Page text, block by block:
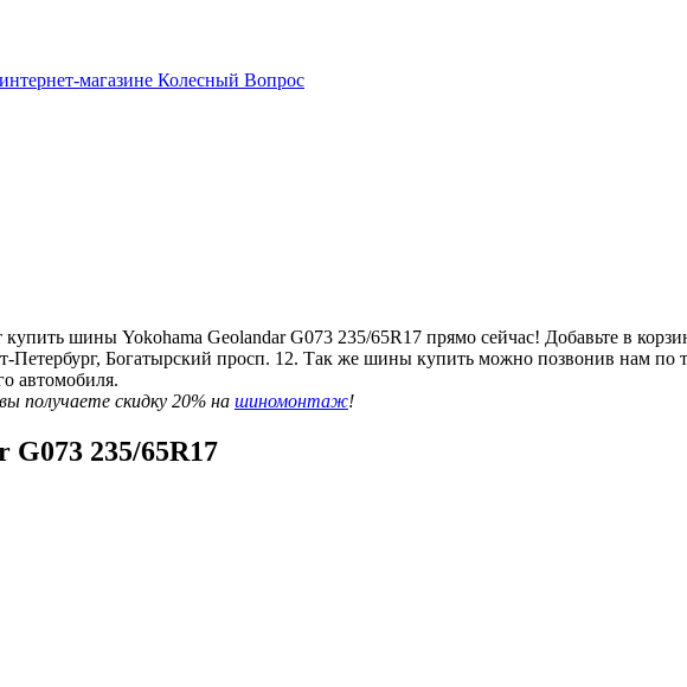
купить шины Yokohama Geolandar G073 235/65R17 прямо сейчас! Добавьте в
Петербург, Богатырский просп. 12. Так же шины купить можно позвонив нам
автомобиля.
получаете скидку 20% на шиномонтаж!
235/65R17